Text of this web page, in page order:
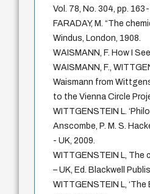
Vol. 78, No. 304, pp.
FARADAY, M. “The
Windus, London, 1908.
WAISMANN, F. How I
WAISMANN, F.,
Waismann from
to the Vienna Circle
WITTGENSTEIN L.
Anscombe, P. M. S.
- UK, 2009.
WITTGENSTEIN L,
– UK, Ed. Blackwell
WITTGENSTEIN L,